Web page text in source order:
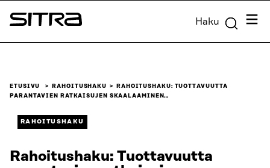
Siirry
suoraan
Sitra Haku
ETUSIVU RAHOITUSHAKU
RAHOITUSHAKU: TUOTTAVUUTTA
PARANTAVIEN RATKAISUJEN SKAALAAMINEN…
RAHOITUSHAKU
Rahoitushaku: Tuottavuutta